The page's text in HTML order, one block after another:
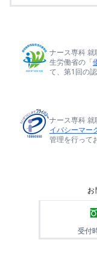
ナース専科
生労働省の「
て、第1回の
ナース専科
イバシーマー
管理を行って
受付